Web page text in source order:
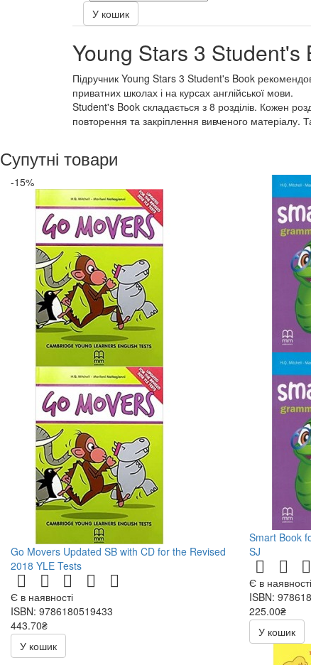
У кошик
Young Stars 3
Підручник Young Stars 3 Student's Book
приватних школах і на курсах англійської мови.
Student's Book складається з 8 розділів. Кожен
повторення та закріплення вивченого матеріалу.
Супутні товари
-15%
Go Movers Updated SB with CD for the Revised
2018 YLE Tests
Є в наявності
ISBN: 9786180519433
443.70₴
522.00₴
У кошик
Smart Book
SJ
Є в наявності
ISBN:
225.00₴
У кошик